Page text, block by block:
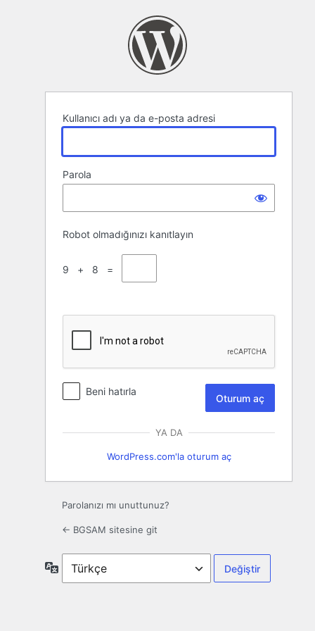
Kullanıcı adı ya da e-posta adresi
Parola
Robot olmadığınızı kanıtlayın
9 + 8 =
Beni hatırla
YA DA
WordPress.com'la oturum aç
Parolanızı mı unuttunuz?
← BGSAM sitesine git
Dil